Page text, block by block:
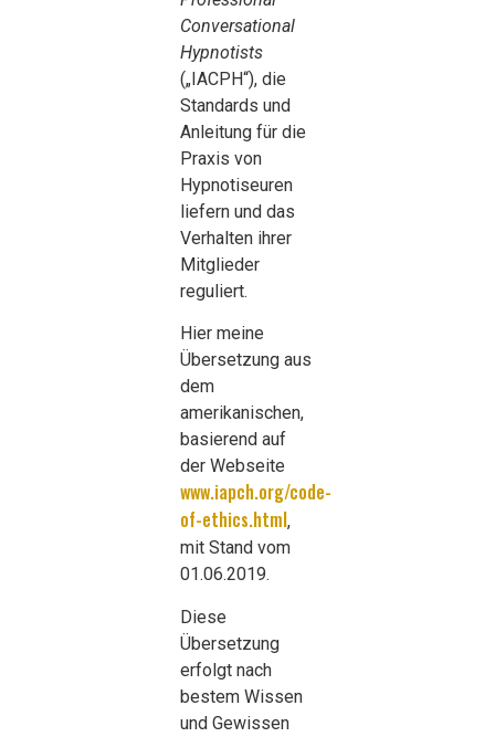
Conversational
Hypnotists
(„IACPH“), die
Standards und
Anleitung für die
Praxis von
Hypnotiseuren
liefern und das
Verhalten ihrer
Mitglieder
reguliert.
Hier meine
Übersetzung aus
dem
amerikanischen,
basierend auf
der Webseite
www.iapch.org/code-
of-ethics.html,
mit Stand vom
01.06.2019.
Diese
Übersetzung
erfolgt nach
bestem Wissen
und Gewissen